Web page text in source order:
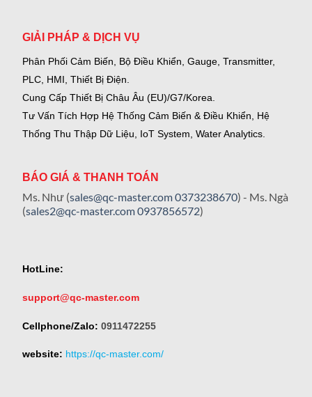
GIẢI PHÁP & DỊCH VỤ
Phân Phối Cảm Biến, Bộ Điều Khiển, Gauge, Transmitter,
PLC, HMI, Thiết Bị Điện.
Cung Cấp Thiết Bị Châu Âu (EU)/G7/Korea.
Tư Vấn Tích Hợp Hệ Thống Cảm Biến & Điều Khiển, Hệ
Thống Thu Thập Dữ Liệu, IoT System, Water Analytics.
BÁO GIÁ & THANH TOÁN
Ms. Như (sales@qc-master.com0373238670) - Ms. Ngà
(sales2@qc-master.com0937856572)
HotLine:
support@qc-master.com
Cellphone/Zalo: 0911472255
website: https://qc-master.com/